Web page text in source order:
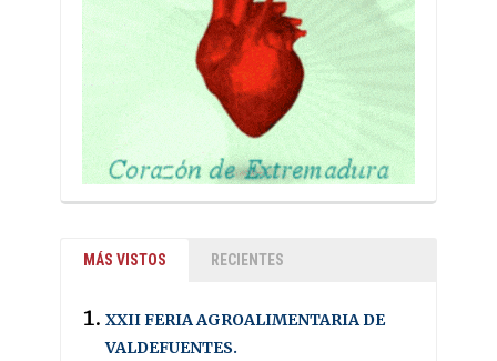
MÁS VISTOS RECIENTES
XXII FERIA AGROALIMENTARIA DE
VALDEFUENTES.